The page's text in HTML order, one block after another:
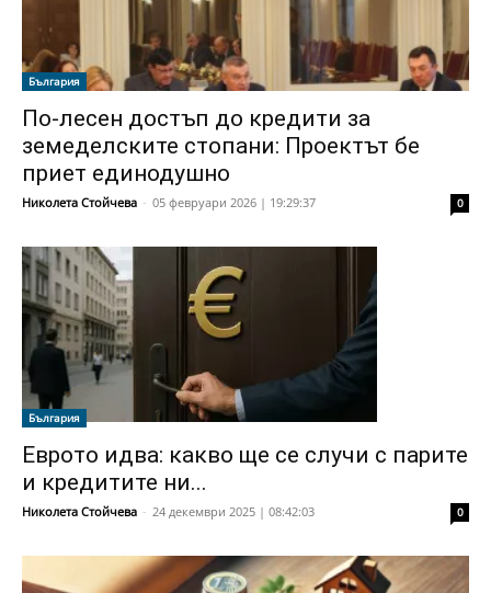
България
По-лесен достъп до кредити за
земеделските стопани: Проектът бе
приет единодушно
Николета Стойчева - 05 февруари 2026 | 19:29:37 0
България
Еврото идва: какво ще се случи с парите
и кредитите ни...
Николета Стойчева - 24 декември 2025 | 08:42:03 0